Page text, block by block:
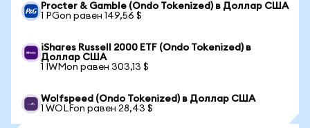
Procter & Gamble (Ondo Tokenized) в Доллар США
1 PGon равен 149,56 $
iShares Russell 2000 ETF (Ondo Tokenized) в
Доллар США
1 IWMon равен 303,13 $
Wolfspeed (Ondo Tokenized) в Доллар США
1 WOLFon равен 28,43 $